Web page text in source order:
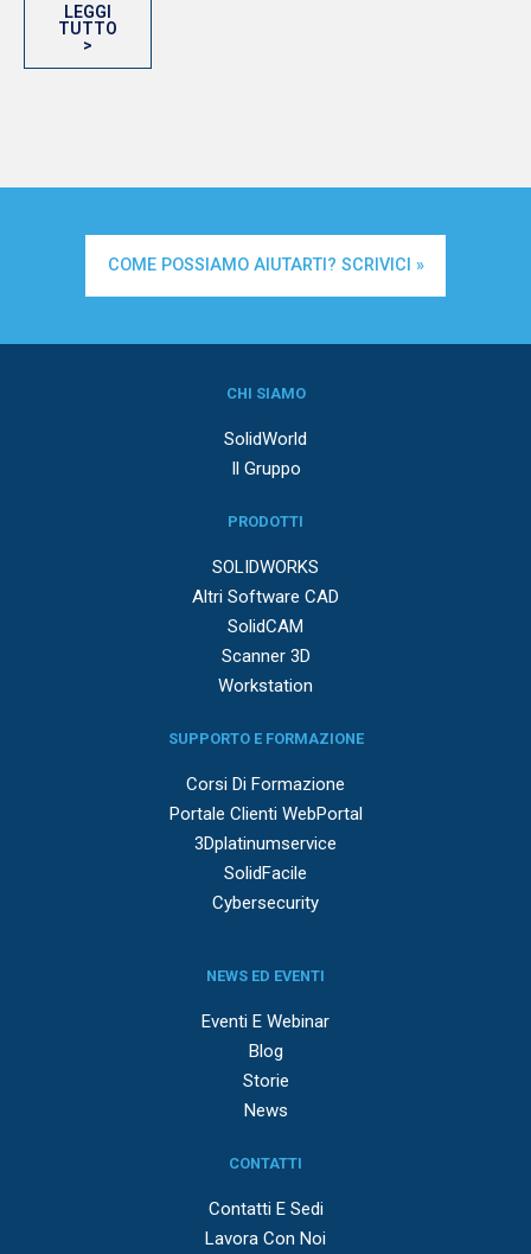
LEGGI
TUTTO
>
COME POSSIAMO AIUTARTI? SCRIVICI »
CHI SIAMO
SolidWorld
Il Gruppo
PRODOTTI
SOLIDWORKS
Altri Software CAD
SolidCAM
Scanner 3D
Workstation
SUPPORTO E FORMAZIONE
Corsi Di Formazione
Portale Clienti WebPortal
3Dplatinumservice
SolidFacile
Cybersecurity
NEWS ED EVENTI
Eventi E Webinar
Blog
Storie
News
CONTATTI
Contatti E Sedi
Lavora Con Noi